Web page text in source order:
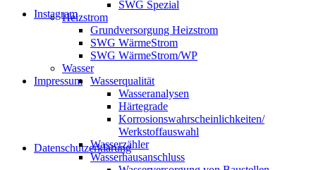
Instagram
Impressum
Datenschutzerklärung
SWG Spezial
Heizstrom
Grundversorgung Heizstrom
SWG WärmeStrom
SWG WärmeStrom/WP
Wasser
Wasserqualität
Wasseranalysen
Härtegrade
Korrosionswahrscheinlichkeiten/
Werkstoffauswahl
Wasserzähler
Wasserhausanschluss